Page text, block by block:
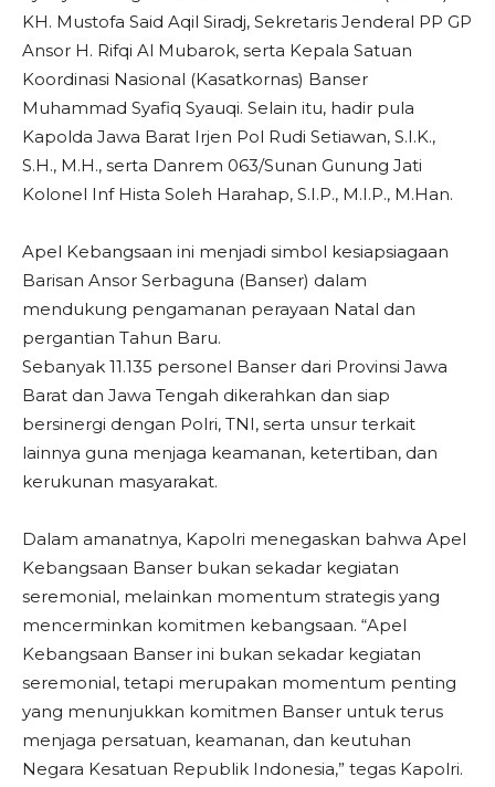
KH. Mustofa Said Aqil Siradj, Sekretaris Jenderal PP GP
Ansor H. Rifqi Al Mubarok, serta Kepala Satuan
Koordinasi Nasional (Kasatkornas) Banser
Muhammad Syafiq Syauqi. Selain itu, hadir pula
Kapolda Jawa Barat Irjen Pol Rudi Setiawan, S.I.K.,
S.H., M.H., serta Danrem 063/Sunan Gunung Jati
Kolonel Inf Hista Soleh Harahap, S.I.P., M.I.P., M.Han.
Apel Kebangsaan ini menjadi simbol kesiapsiagaan
Barisan Ansor Serbaguna (Banser) dalam
mendukung pengamanan perayaan Natal dan
pergantian Tahun Baru.
Sebanyak 11.135 personel Banser dari Provinsi Jawa
Barat dan Jawa Tengah dikerahkan dan siap
bersinergi dengan Polri, TNI, serta unsur terkait
lainnya guna menjaga keamanan, ketertiban, dan
kerukunan masyarakat.
Dalam amanatnya, Kapolri menegaskan bahwa Apel
Kebangsaan Banser bukan sekadar kegiatan
seremonial, melainkan momentum strategis yang
mencerminkan komitmen kebangsaan. “Apel
Kebangsaan Banser ini bukan sekadar kegiatan
seremonial, tetapi merupakan momentum penting
yang menunjukkan komitmen Banser untuk terus
menjaga persatuan, keamanan, dan keutuhan
Negara Kesatuan Republik Indonesia,” tegas Kapolri.